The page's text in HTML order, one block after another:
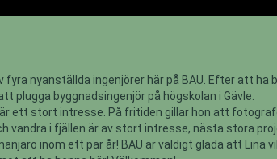
fyra nyanställda ingenjörer här på BAU. Efter att ha
plugga byggnadsingenjör på högskolan i Gävle.
ett stort intresse. På fritiden gillar hon att
vandra i fjällen är av stort intresse, nästa stora
inom ett par år! BAU är väldigt glada att Lina